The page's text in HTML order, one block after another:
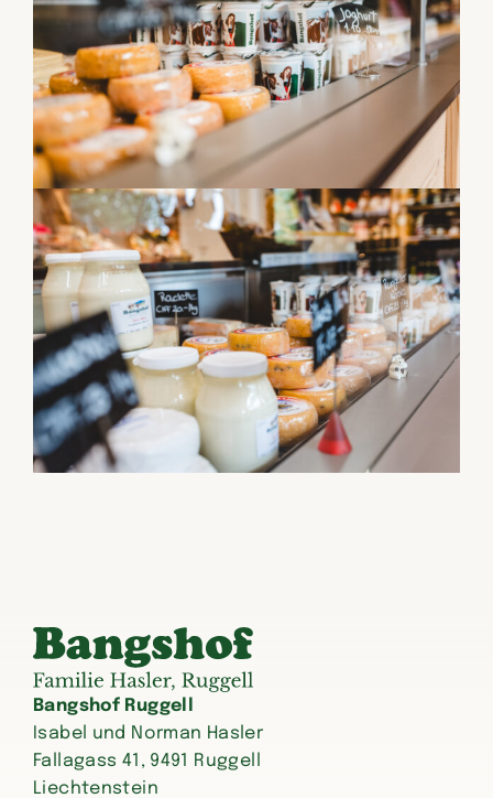
Bangshof Ruggell
Isabel und Norman Hasler
Fallagass 41, 9491 Ruggell
Liechtenstein